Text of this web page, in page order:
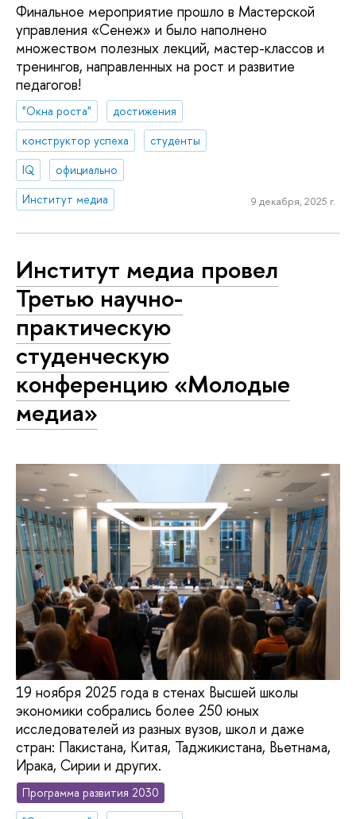
Финальное мероприятие прошло в Мастерской
управления «Сенеж» и было наполнено
множеством полезных лекций, мастер-классов и
тренингов, направленных на рост и развитие
педагогов!
"Окна роста"
достижения
конструктор успеха
студенты
IQ
официально
Институт медиа
9 декабря, 2025 г.
Институт медиа провел
Третью научно-
практическую
студенческую
конференцию «Молодые
медиа»
19 ноября 2025 года в стенах Высшей школы
экономики собрались более 250 юных
исследователей из разных вузов, школ и даже
стран: Пакистана, Китая, Таджикистана, Вьетнама,
Ирака, Сирии и других.
Программа развития 2030